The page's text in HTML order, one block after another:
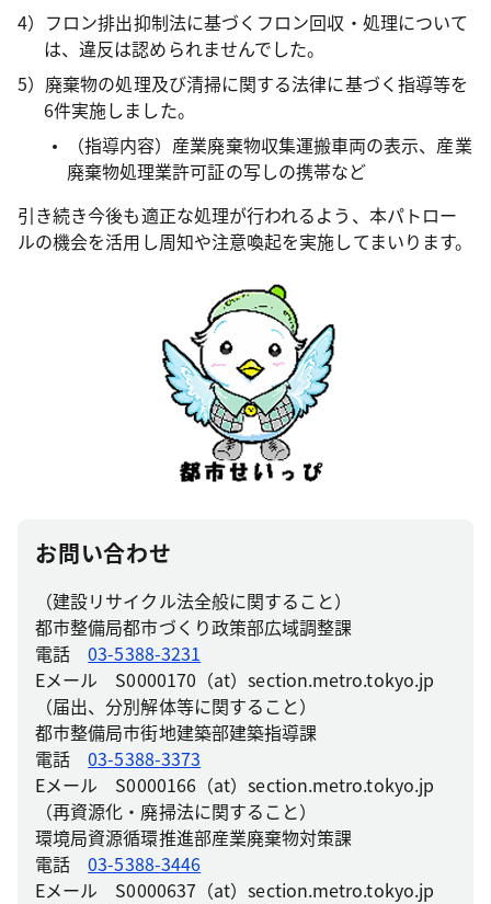
4）フロン排出抑制法に基づくフロン回収・処理について
は、違反は認められませんでした。
5）廃棄物の処理及び清掃に関する法律に基づく指導等を
6件実施しました。
（指導内容）産業廃棄物収集運搬車両の表示、産業
廃棄物処理業許可証の写しの携帯など
引き続き今後も適正な処理が行われるよう、本パトロー
ルの機会を活用し周知や注意喚起を実施してまいります。
お問い合わせ
（建設リサイクル法全般に関すること）
都市整備局都市づくり政策部広域調整課
電話03-5388-3231
Eメール S0000170（at）section.metro.tokyo.jp
（届出、分別解体等に関すること）
都市整備局市街地建築部建築指導課
電話03-5388-3373
Eメール S0000166（at）section.metro.tokyo.jp
（再資源化・廃掃法に関すること）
環境局資源循環推進部産業廃棄物対策課
電話03-5388-3446
Eメール S0000637（at）section.metro.tokyo.jp